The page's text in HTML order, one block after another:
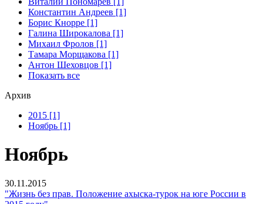
Константин Андреев [1]
Борис Кнорре [1]
Галина Широкалова [1]
Михаил Фролов [1]
Тамара Морщакова [1]
Антон Шеховцов [1]
Показать все
Архив
2015 [1]
Ноябрь [1]
Ноябрь
30.11.2015
"Жизнь без прав. Положение ахыска-турок на юге России в